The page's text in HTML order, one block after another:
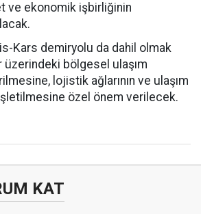
ve ekonomik işbirliğinin
Kars demiryolu da dahil olmak
üzerindeki bölgesel ulaşım
lojistik ağlarının ve ulaşım
özel önem verilecek.
KAT